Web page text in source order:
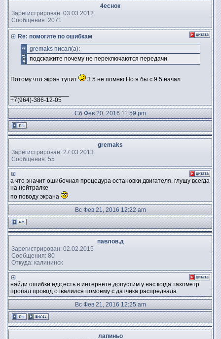
4еснок
Зарегистрирован: 03.03.2012
Сообщения: 2071
Re: помогите по ошибкам
gremaks писал(а):
подскажите почему не переключаются передачи
Потому что экран тупит
3.5 не помню.Но я бы с 9.5 начал
+7(964)-386-12-05
Сб Фев 20, 2016 11:59 pm
gremaks
Зарегистрирован: 27.03.2013
Сообщения: 55
а что значит ошибочная процедура остановки двигателя, глушу всегда
на нейтралке
по поводу экрана
Вс Фев 21, 2016 12:22 am
павлов,д
Зарегистрирован: 02.02.2015
Сообщения: 80
Откуда: калининск
найди ошибки едс,есть в интернете,допустим у нас когда тахометр
пропал провод отвалился помоему с датчика распредвала
Вс Фев 21, 2016 12:25 am
лапиньо